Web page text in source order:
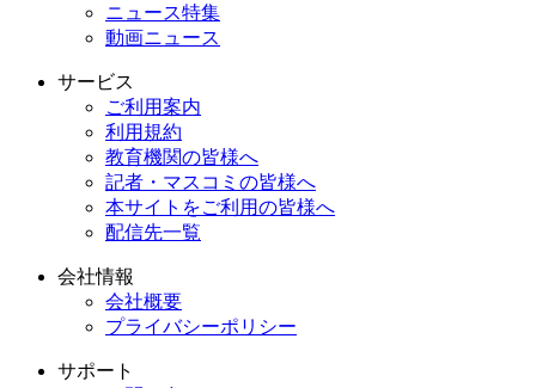
ニュース特集
動画ニュース
サービス
ご利用案内
利用規約
教育機関の皆様へ
記者・マスコミの皆様へ
本サイトをご利用の皆様へ
配信先一覧
会社情報
会社概要
プライバシーポリシー
サポート